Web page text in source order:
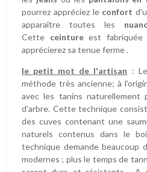
pourrez appréciez le confort
apparaître toutes les
Cette ceintureest fabriquée
apprécierez sa tenue ferme .
le petit mot de l'artisan :
méthode très ancienne; à
avec les tanins naturellement
d'arbre. Cette technique
des cuves contenant une
naturels contenus dans le
technique demande beaucoup
modernes ; plus le temps de